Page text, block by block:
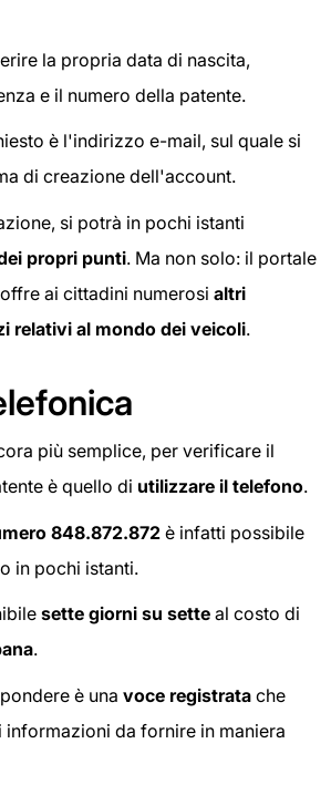
la propria data di nascita,
e il numero della patente.
è l'indirizzo e-mail, sul quale si
di creazione dell'account.
si potrà in pochi istanti
propri punti. Ma non solo: il portale
ai cittadini numerosi altri
relativi al mondo dei veicoli.
più semplice, per verificare il
è quello di utilizzare il telefono.
848.872.872 è infatti possibile
in pochi istanti.
sette giorni su sette al costo di
.
è una voce registrata che
informazioni da fornire in maniera